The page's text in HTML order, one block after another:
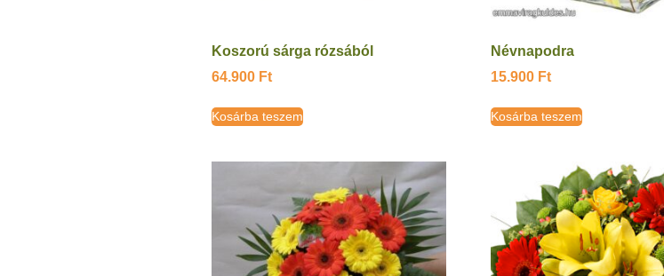
Koszorú sárga rózsából
64.900 Ft
Kosárba teszem
Névnapodra
15.900 Ft
Kosárba teszem